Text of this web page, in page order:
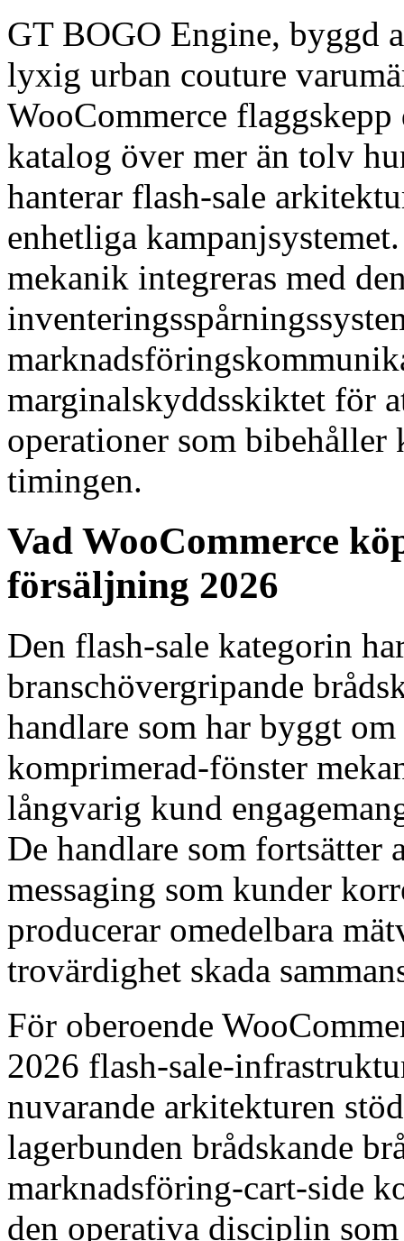
GT BOGO Engine, byggd
lyxig urban couture
WooCommerce
katalog över mer än tolv
hanterar flash-sale
enhetliga
mekanik integreras med
marginalskyddsskiktet för
operationer som bibehåller
timingen.
Vad WooCommerce
försäljning 2026
Den flash-sale kategorin
branschövergripande
handlare som har byggt
komprimerad-fönster
långvarig kund
De handlare som
messaging som kunder
producerar omedelbara
trovärdighet skada
För oberoende
2026 flash-sale-
nuvarande arkitekturen
lagerbunden brådskande
marknadsföring-cart-side
den operativa disciplin